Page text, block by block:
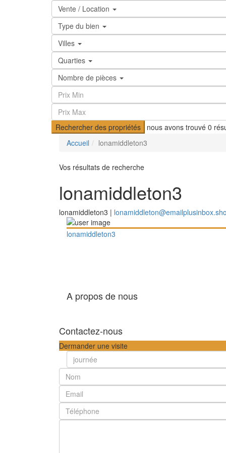
Vente / Location
Type du bien
Villes
Quarties
Nombre de pièces
Rechercher des propriétés nous avons trouvé 0
Accueil
lonamiddleton3
Vos résultats de recherche
lonamiddleton3
lonamiddleton3 |
lonamiddleton3
A propos de nous
Contactez-nous
Dermander une visite